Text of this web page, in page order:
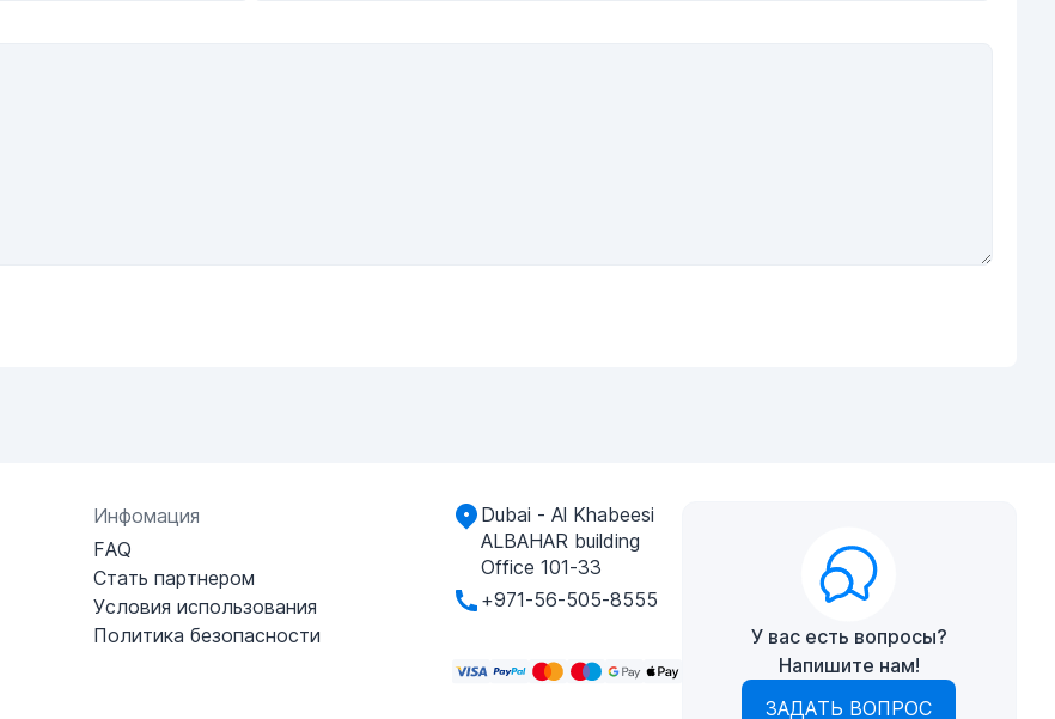
Инфомация
FAQ
Стать партнером
Условия использования
Политика безопасности
Dubai - Al Khabeesi
ALBAHAR building
Office 101-33
+971-56-505-8555
У вас есть вопросы?
Напишите нам!
ЗАДАТЬ ВОПРОС